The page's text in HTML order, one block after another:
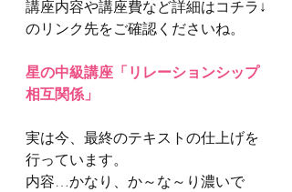
講座内容や講座費など詳細はコチラ↓
のリンク先をご確認くださいね。
星の中級講座「リレーションシップ
相互関係」
実は今、最終のテキストの仕上げを
行っています。
内容…かなり、か～な～り濃いで